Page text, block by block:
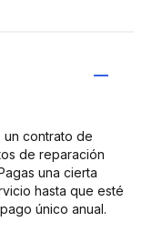
un contrato de
de reparación
una cierta
hasta que esté
único anual.